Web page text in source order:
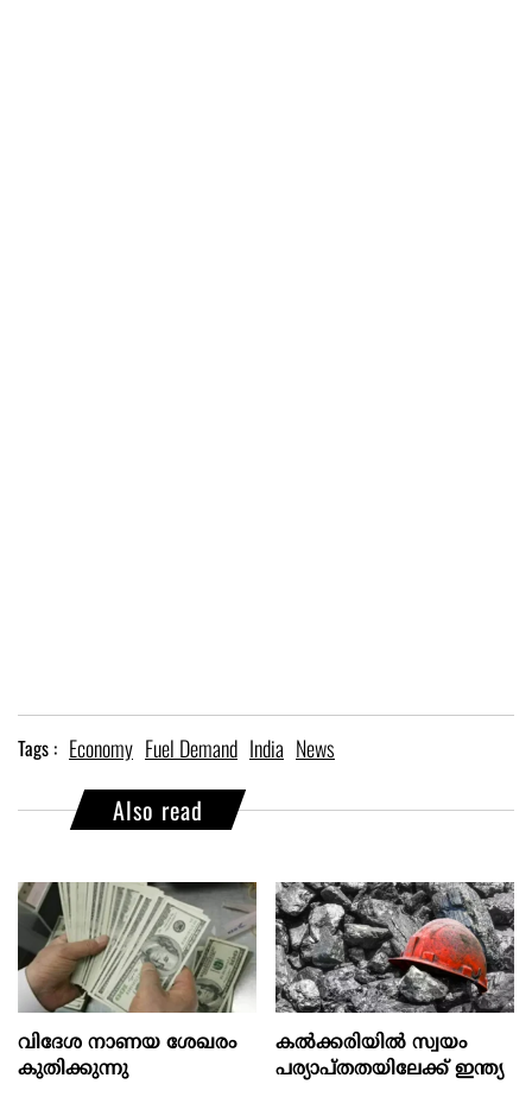
Tags : Economy Fuel Demand India News
Also read
വിദേശ നാണയ ശേഖരം
കുതിക്കുന്നു
കല്‍ക്കരിയില്‍ സ്വയം
പര്യാപ്തതയിലേക്ക് ഇന്ത്യ